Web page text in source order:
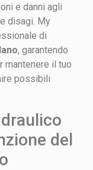
e danni agli
disagi. My
di
, garantendo
mantenere il tuo
possibili
del